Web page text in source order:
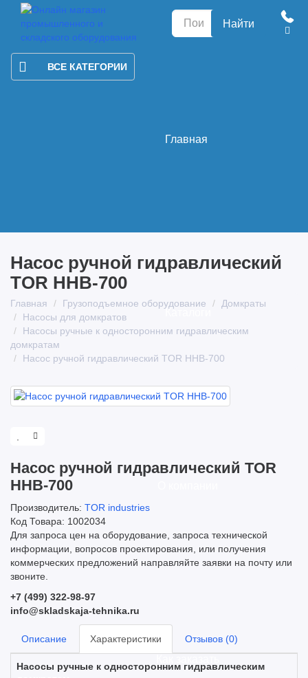
Найти
ВСЕ КАТЕГОРИИ
Главная
Каталоги
Насос ручной гидравлический
TOR HHB-700
Главная Грузоподъемное оборудование
Домкраты
Насосы для домкратов
Насосы ручные к односторонним гидравлическим
домкратам
Насос ручной гидравлический TOR HHB-700
Насос ручной гидравлический TOR
HHB-700
Производитель: TOR industries
Код Товара: 1002034
Для запроса цен на оборудование, запроса технической
информации, вопросов проектирования, или получения
коммерческих предложений направляйте заявки на почту или
звоните.
+7 (499) 322-98-97
info@skladskaja-tehnika.ru
Описание Характеристики Отзывов (0)
Насосы ручные к односторонним гидравлическим